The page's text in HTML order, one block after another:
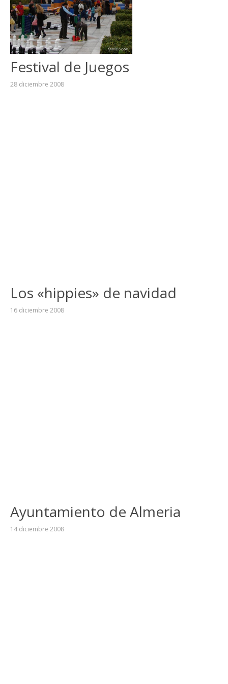
Festival de Juegos
28 diciembre 2008
Los «hippies» de navidad
16 diciembre 2008
Ayuntamiento de Almeria
14 diciembre 2008